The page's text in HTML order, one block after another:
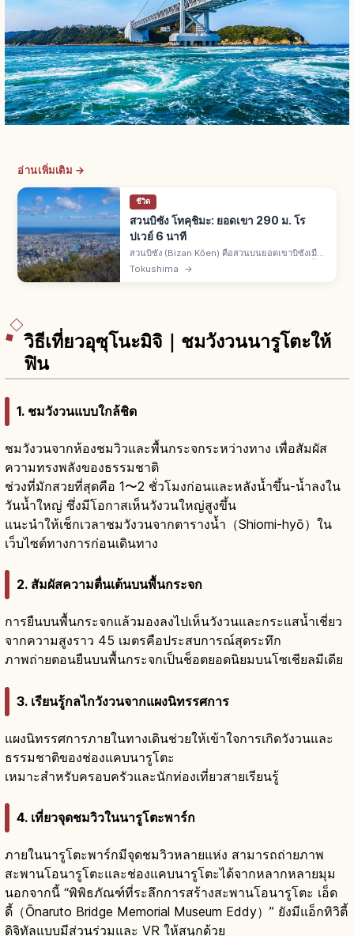
อ่านเพิ่มเติม →
ชีวิต
สวนบิซัง โทคุชิมะ: ยอดเขา 290 ม. โร
ปเวย์ 6 นาที
สวนบิซัง (Bizan Kōen) คือสวนบนยอดเขาบิซังเมือง
โทคุชิมะ สูงราว 290 ม. ปรากฏในมันโยชู วิวแม่น้ำ
Tokushima →
วิธีเที่ยวอุซุโนะมิจิ｜ชมวังวนนารูโตะให้
ฟิน
1. ชมวังวนแบบใกล้ชิด
ชมวังวนจากห้องชมวิวและพื้นกระจกระหว่างทาง เพื่อสัมผัส
ความทรงพลังของธรรมชาติ
ช่วงที่มักสวยที่สุดคือ 1〜2 ชั่วโมงก่อนและหลังน้ำขึ้น-น้ำลงใน
วันน้ำใหญ่ ซึ่งมีโอกาสเห็นวังวนใหญ่สูงขึ้น
แนะนำให้เช็กเวลาชมวังวนจากตารางน้ำ（Shiomi-hyō）ใน
เว็บไซต์ทางการก่อนเดินทาง
2. สัมผัสความตื่นเต้นบนพื้นกระจก
การยืนบนพื้นกระจกแล้วมองลงไปเห็นวังวนและกระแสน้ำเชี่ยว
จากความสูงราว 45 เมตรคือประสบการณ์สุดระทึก
ภาพถ่ายตอนยืนบนพื้นกระจกเป็นช็อตยอดนิยมบนโซเชียลมีเดีย
3. เรียนรู้กลไกวังวนจากแผงนิทรรศการ
แผงนิทรรศการภายในทางเดินช่วยให้เข้าใจการเกิดวังวนและ
ธรรมชาติของช่องแคบนารูโตะ
เหมาะสำหรับครอบครัวและนักท่องเที่ยวสายเรียนรู้
4. เที่ยวจุดชมวิวในนารูโตะพาร์ก
ภายในนารูโตะพาร์กมีจุดชมวิวหลายแห่ง สามารถถ่ายภาพ
สะพานโอนารูโตะและช่องแคบนารูโตะได้จากหลากหลายมุม
นอกจากนี้ “พิพิธภัณฑ์ที่ระลึกการสร้างสะพานโอนารูโตะ เอ็ด
ดี้（Ōnaruto Bridge Memorial Museum Eddy）” ยังมีแอ็กทิวิตี้
ดิจิทัลแบบมีส่วนร่วมและ VR ให้สนุกด้วย